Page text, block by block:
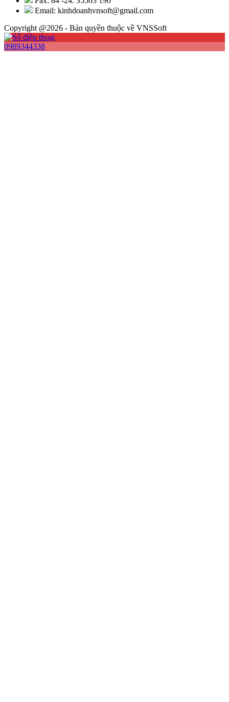
Email: kinhdoanhvnsoft@gmail.com
Copyright @2026 - Bản quyền thuộc về VNSSoft
0989344338